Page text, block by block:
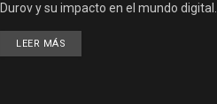
Durov y su impacto en el mundo digital.
LEER MÁS